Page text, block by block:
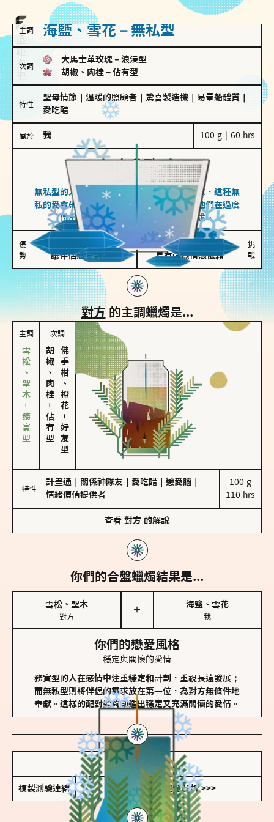
主調 海鹽、雪花－無私型
次調
大馬士革玫瑰 － 浪漫型
胡椒、肉桂 － 佔有型
特性
聖母情節 溫暖的照顧者 驚喜製造機 易暈船體質
愛吃醋
屬於 我 100 g｜60 hrs
無私型
海鹽、雪花
無私型的人傾向用心呵護、滿足另一半的需求，這種無
私的愛會帶來緊密的關係連結，但也可能讓他們在過度
付出中迷失自我，忽略自己真正的需求。
優
勢
讓伴侶感受到關懷
較難設立界線
易有強烈情感依賴
挑
戰
對方的主調蠟燭是...
主調
雪松、聖木－務實型
次調
胡椒、肉桂
－
佔有型
佛手柑、橙花
－
好友型
特性
計畫通 關係神隊友 愛吃醋 戀愛腦
情緒價值提供者
100 g
110 hrs
查看 對方 的解說
你們的合盤蠟燭結果是...
雪松、聖木
對方
＋
海鹽、雪花
我
你們的戀愛風格
穩定與關懷的愛情
務實型的人在感情中注重穩定和計劃，重視長遠發展；
而無私型則將伴侶的需求放在第一位，為對方無條件地
奉獻。這樣的配對能夠創造出穩定又充滿關懷的愛情。
儲存我的結果圖
複製測驗連結 查看香氛類型全解析 >>>